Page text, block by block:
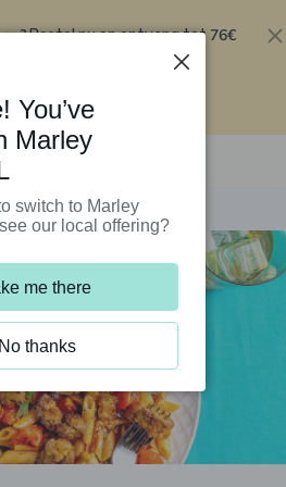
Bestel nu en ontvang tot 76€
You’ve
Marley
switch to Marley
our local offering?
me there
No thanks